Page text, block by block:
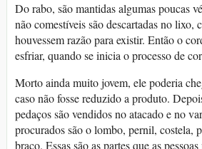
Do rabo, são mantidas algumas poucas
não comestíveis são descartadas no lixo,
houvessem razão para existir. Então o
esfriar, quando se inicia o processo de
Morto ainda muito jovem, ele poderia
caso não fosse reduzido a produto.
pedaços são vendidos no atacado e no
procurados são o lombo, pernil, costela,
braço. Essas são as partes que as